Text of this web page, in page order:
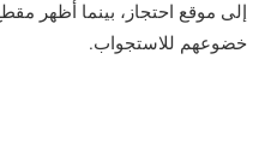
إلى موقع احتجاز، بينما أظهر
خضوعهم للاستجواب.